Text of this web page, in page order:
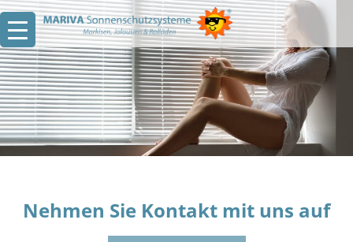
Zum
Inhalt
springen
Nehmen Sie Kontakt mit uns auf